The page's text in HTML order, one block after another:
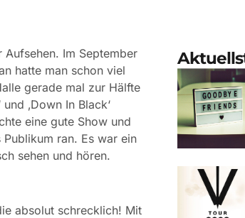
Im September
hatte man schon viel
gerade mal zur Hälfte
‚Down In Black‘
eine gute Show und
ran. Es war ein
sehen und hören.
absolut schrecklich! Mit